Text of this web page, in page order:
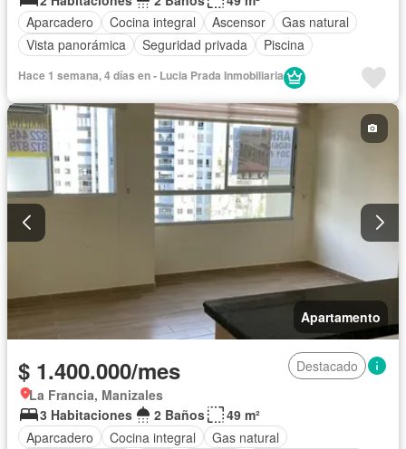
Aparcadero
Cocina integral Ascensor
Gas natural
Vista panorámica
Seguridad privada Piscina
Hace 1 semana, 4 días en - Lucia Prada Inmobiliaria
Apartamento
$ 1.400.000/mes
Destacado
La Francia, Manizales
3 Habitaciones
2 Baños
49 m²
Aparcadero
Cocina integral
Gas natural